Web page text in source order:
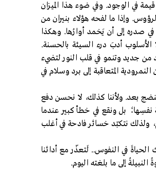
في الوجود. وفي ضوء هذا الميزان
وإذا ما لفحه هؤلاء بنيران من
صدره إلى أن يَخمد أوارُها. وهكذا
الأسلوب أدبَ درء السيئة بالحسنة.
من جديد وتنمو في قلب النور لتضيء
المتعاقبة إلى برد وسلام في
بعد. ولأننا كذلك، لا نحسن دفع
نفسِها؛ بل ونقع في خطأ كبير عندما
ولذلك نتكبّد خسائر فادحة في أغلب
الحياةَ في النفوس.. لَتعذّر مع أدائنا
إلى ما بلغته اليوم.